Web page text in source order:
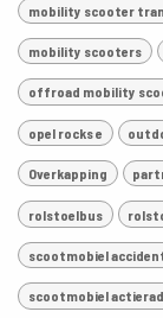
mobility scooter
mobility scooters
offroad mobility
opel rocks e
Overkapping
rolstoelbus
scootmobiel
scootmobiel